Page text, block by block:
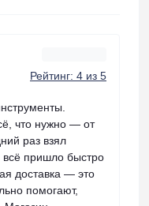
Рейтинг: 4 из 5
что нужно — от
раз взял
пришло быстро
доставка — это
помогают,